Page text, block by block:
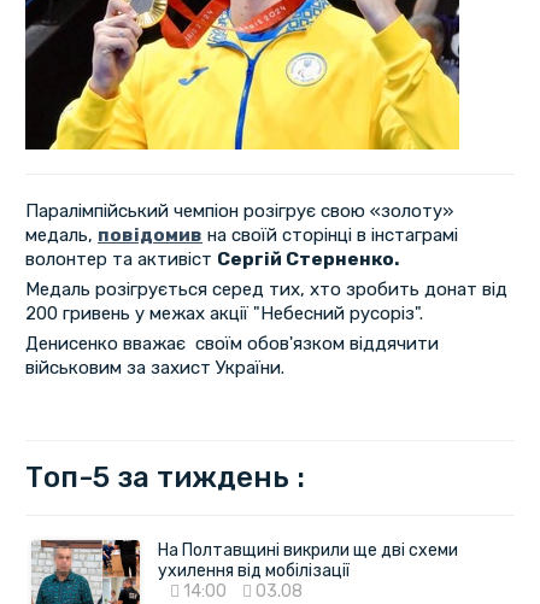
Паралімпійський чемпіон розігрує свою «золоту»
медаль, повідомив на своїй сторінці в інстаграмі
волонтер та активіст Сергій Стерненко.
Медаль розігрується серед тих, хто зробить донат від
200 гривень у межах акції "Небесний русоріз".
Денисенко вважає своїм обов'язком віддячити
військовим за захист України.
Топ-5 за тиждень :
На Полтавщині викрили ще дві схеми
ухилення від мобілізації
14:00
03.08